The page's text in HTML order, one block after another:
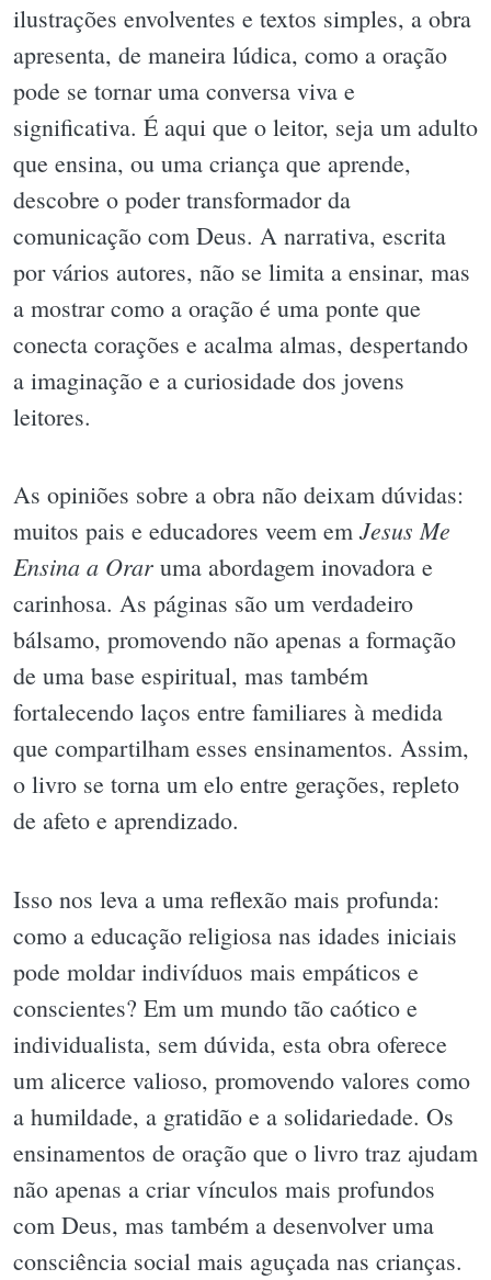
ilustrações envolventes e textos simples, a obra
apresenta, de maneira lúdica, como a oração
pode se tornar uma conversa viva e
significativa. É aqui que o leitor, seja um adulto
que ensina, ou uma criança que aprende,
descobre o poder transformador da
comunicação com Deus. A narrativa, escrita
por vários autores, não se limita a ensinar, mas
a mostrar como a oração é uma ponte que
conecta corações e acalma almas, despertando
a imaginação e a curiosidade dos jovens
leitores.
As opiniões sobre a obra não deixam dúvidas:
muitos pais e educadores veem em Jesus Me
Ensina a Orar uma abordagem inovadora e
carinhosa. As páginas são um verdadeiro
bálsamo, promovendo não apenas a formação
de uma base espiritual, mas também
fortalecendo laços entre familiares à medida
que compartilham esses ensinamentos. Assim,
o livro se torna um elo entre gerações, repleto
de afeto e aprendizado.
Isso nos leva a uma reflexão mais profunda:
como a educação religiosa nas idades iniciais
pode moldar indivíduos mais empáticos e
conscientes? Em um mundo tão caótico e
individualista, sem dúvida, esta obra oferece
um alicerce valioso, promovendo valores como
a humildade, a gratidão e a solidariedade. Os
ensinamentos de oração que o livro traz ajudam
não apenas a criar vínculos mais profundos
com Deus, mas também a desenvolver uma
consciência social mais aguçada nas crianças.